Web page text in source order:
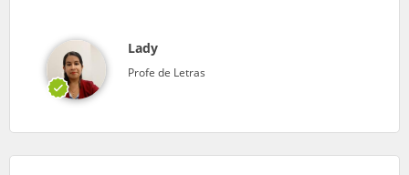
Lady
Profe de Letras